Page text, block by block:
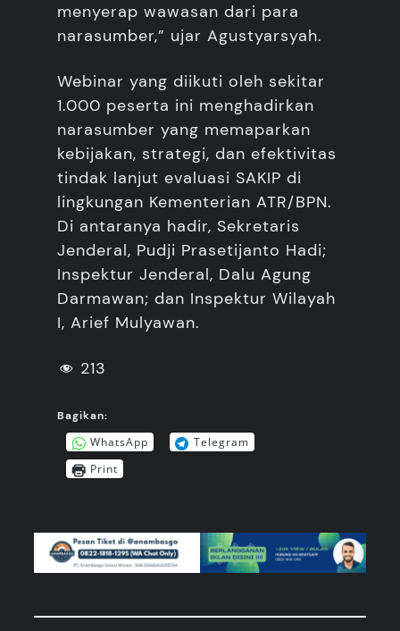
menyerap wawasan dari para
narasumber,” ujar Agustyarsyah.
Webinar yang diikuti oleh sekitar
1.000 peserta ini menghadirkan
narasumber yang memaparkan
kebijakan, strategi, dan efektivitas
tindak lanjut evaluasi SAKIP di
lingkungan Kementerian ATR/BPN.
Di antaranya hadir, Sekretaris
Jenderal, Pudji Prasetijanto Hadi;
Inspektur Jenderal, Dalu Agung
Darmawan; dan Inspektur Wilayah
I, Arief Mulyawan.
213
Bagikan:
WhatsApp
Telegram
Print